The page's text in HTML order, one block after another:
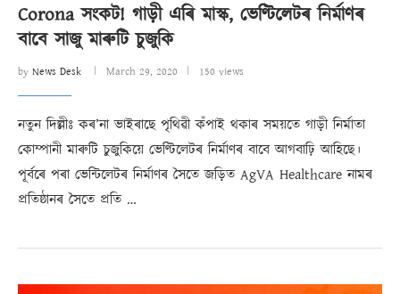
Corona সংকট! গাড়ী এৰি মাস্ক, ভেণ্টিলেটৰ নিৰ্মাণৰ
বাবে সাজু মাৰুটি চুজুকি
by News Desk March 29, 2020 150 views
নতুন দিল্লীঃ কৰ’না ভাইৰাছে পৃথিৱী কঁপাই থকাৰ সময়তে গাড়ী নিৰ্মাতা
কোম্পানী মাৰুটি চুজুকিয়ে ভেণ্টিলেটৰ নিৰ্মাণৰ বাবে আগবাঢ়ি আহিছে।
পূৰ্বৰে পৰা ভেন্টিলেটৰ নিৰ্মাণৰ সৈতে জড়িত AgVA Healthcare নামৰ
প্ৰতিষ্ঠানৰ সৈতে প্ৰতি …